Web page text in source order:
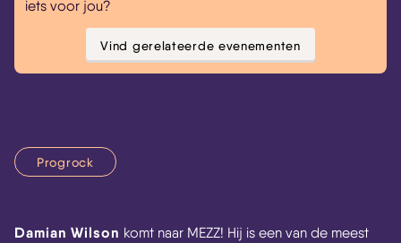
iets voor jou?
Vind gerelateerde evenementen
Progrock
Damian Wilson komt naar MEZZ! Hij is een van de meest